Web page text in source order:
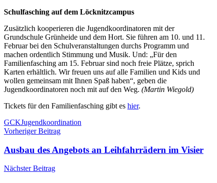
Schulfasching auf dem Löcknitzcampus
Zusätzlich kooperieren die Jugendkoordinatoren mit der
Grundschule Grünheide und dem Hort. Sie führen am 10. und 11.
Februar bei den Schulveranstaltungen durchs Programm und
machen ordentlich Stimmung und Musik. Und: „Für den
Familienfasching am 15. Februar sind noch freie Plätze, sprich
Karten erhältlich. Wir freuen uns auf alle Familien und Kids und
wollen gemeinsam mit Ihnen Spaß haben“, geben die
Jugendkoordinatoren noch mit auf den Weg. (Martin Wiegold)
Tickets für den Familienfasching gibt es hier.
Schlagwörter
GCKJugendkoordination
Beitragsnavigation
Vorheriger Beitrag
Ausbau des Angebots an Leihfahrrädern im Visier
Nächster Beitrag